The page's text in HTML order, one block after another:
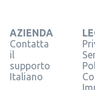
AZIENDA
Contatta
il
supporto
Italiano